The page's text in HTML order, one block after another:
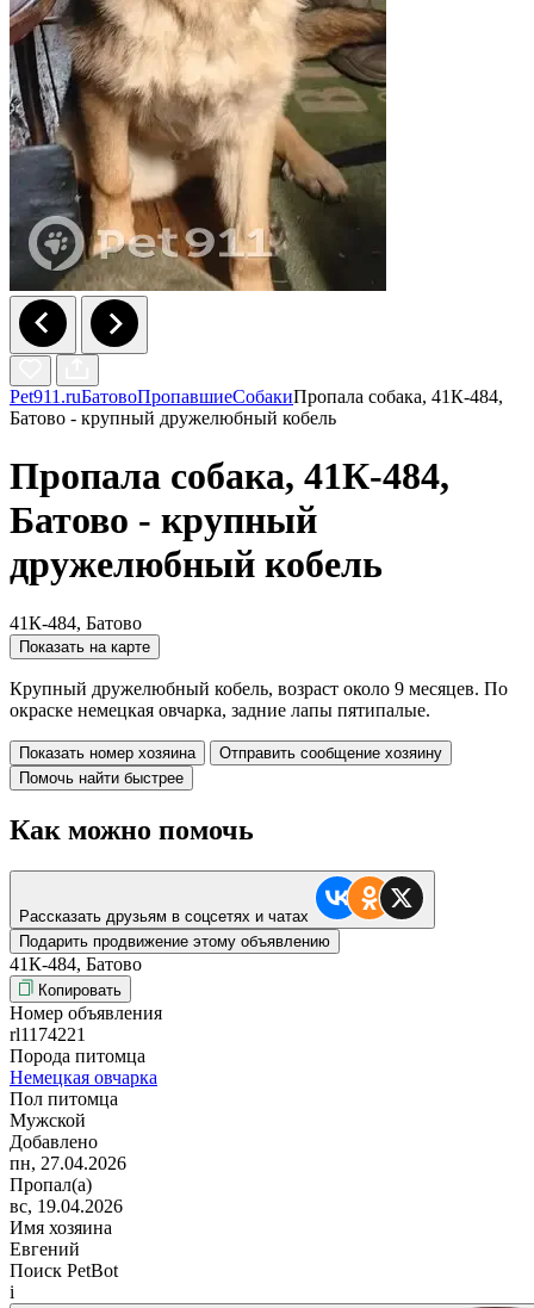
Pet911.ruБатовоПропавшиеСобакиПропала собака, 41К-484,
Батово - крупный дружелюбный кобель
Пропала собака, 41К-484,
Батово - крупный
дружелюбный кобель
41К-484, Батово
Показать на карте
Крупный дружелюбный кобель, возраст около 9 месяцев. По
окраске немецкая овчарка, задние лапы пятипалые.
Показать номер хозяина
Отправить сообщение хозяину
Помочь найти быстрее
Как можно помочь
Рассказать друзьям в соцсетях и чатах
Подарить продвижение этому объявлению
41К-484, Батово
Копировать
Номер объявления
rl1174221
Порода питомца
Немецкая овчарка
Пол питомца
Мужской
Добавлено
пн, 27.04.2026
Пропал(а)
вс, 19.04.2026
Имя хозяина
Евгений
Поиск PetBot
i